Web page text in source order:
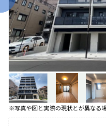
※写真や図と実際の現状とが異なる